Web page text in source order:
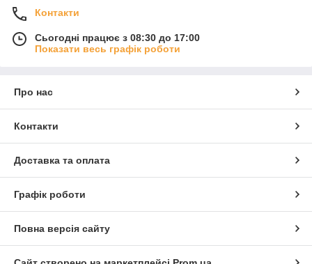
Контакти
Сьогодні працює з 08:30 до 17:00
Показати весь графік роботи
Про нас
Контакти
Доставка та оплата
Графік роботи
Повна версія сайту